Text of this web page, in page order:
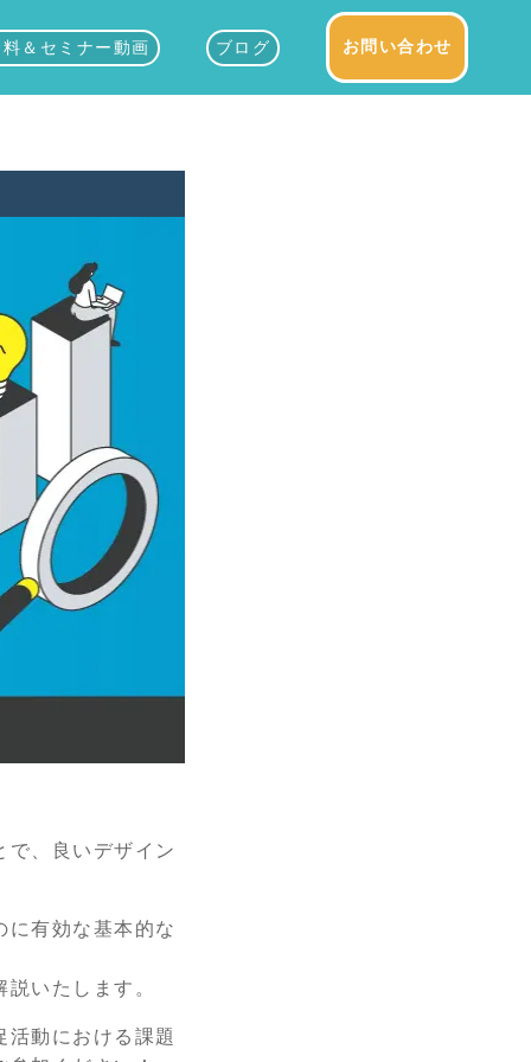
＆セミナー動画 ブログ お問い合わせ
で、良いデザイン
に有効な基本的な
いたします。
動における課題